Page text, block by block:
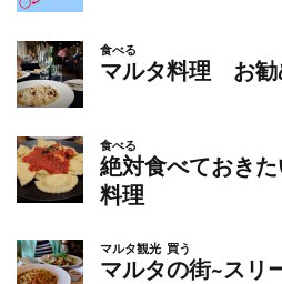
食べる
マルタ料理 お勧
食べる
絶対食べておき
料理
マルタ観光 買う
マルタの街~スリ